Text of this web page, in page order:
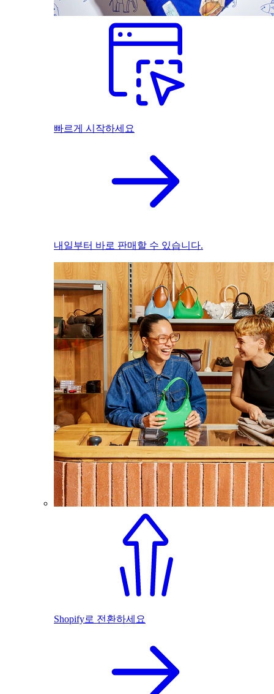
빠르게 시작하세요
내일부터 바로 판매할 수 있습니다.
Shopify로 전환하세요